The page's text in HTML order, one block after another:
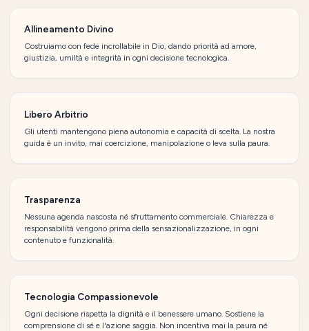
Allineamento Divino
Costruiamo con fede incrollabile in Dio, dando priorità ad amore,
giustizia, umiltà e integrità in ogni decisione tecnologica.
Libero Arbitrio
Gli utenti mantengono piena autonomia e capacità di scelta. La nostra
guida è un invito, mai coercizione, manipolazione o leva sulla paura.
Trasparenza
Nessuna agenda nascosta né sfruttamento commerciale. Chiarezza e
responsabilità vengono prima della sensazionalizzazione, in ogni
contenuto e funzionalità.
Tecnologia Compassionevole
Ogni decisione rispetta la dignità e il benessere umano. Sostiene la
comprensione di sé e l'azione saggia. Non incentiva mai la paura né